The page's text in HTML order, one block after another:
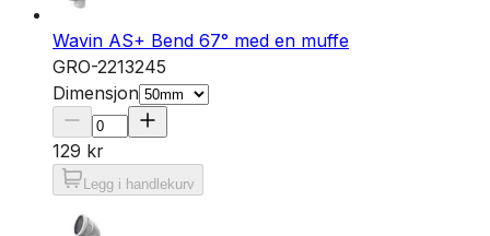
Wavin AS+ Bend 67° med en muffe
GRO-2213245
Dimensjon
129 kr
Legg i handlekurv